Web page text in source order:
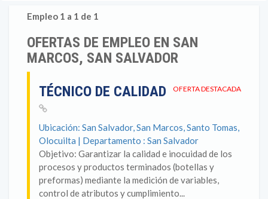
Empleo 1 a 1 de 1
OFERTAS DE EMPLEO EN SAN
MARCOS, SAN SALVADOR
OFERTA DESTACADA
TÉCNICO DE CALIDAD
Ubicación: San Salvador, San Marcos, Santo Tomas,
Olocuilta | Departamento : San Salvador
Objetivo: Garantizar la calidad e inocuidad de los
procesos y productos terminados (botellas y
preformas) mediante la medición de variables,
control de atributos y cumplimiento...